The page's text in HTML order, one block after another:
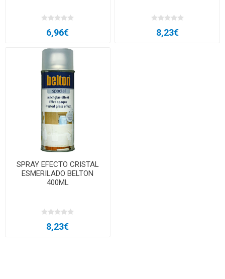
6,96€ 8,23€
SPRAY EFECTO CRISTAL
ESMERILADO BELTON
400ML
8,23€